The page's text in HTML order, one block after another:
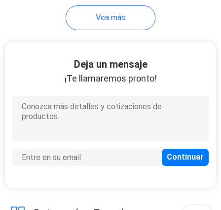
Equipo del
acero inoxidable
lavadero del hotel
Vea más
Deja un mensaje
¡Te llamaremos pronto!